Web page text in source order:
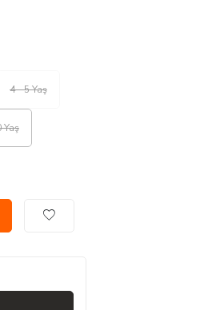
4 - 5 Yaş
Yaş